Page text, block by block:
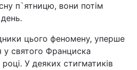
п`ятницю, вони потім
цього феномену, уперше
у святого Франциска
У деяких стигматиків